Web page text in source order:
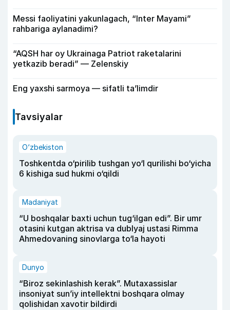
Messi faoliyatini yakunlagach, “Inter Mayami”
rahbariga aylanadimi?
“AQSH har oy Ukrainaga Patriot raketalarini
yetkazib beradi” — Zelenskiy
Eng yaxshi sarmoya — sifatli ta’limdir
Tavsiyalar
O‘zbekiston
Toshkentda o‘pirilib tushgan yo‘l qurilishi bo‘yicha
6 kishiga sud hukmi o‘qildi
Madaniyat
“U boshqalar baxti uchun tug‘ilgan edi”. Bir umr
otasini kutgan aktrisa va dublyaj ustasi Rimma
Ahmedovaning sinovlarga to‘la hayoti
Dunyo
“Biroz sekinlashish kerak”. Mutaxassislar
insoniyat sun’iy intellektni boshqara olmay
qolishidan xavotir bildirdi